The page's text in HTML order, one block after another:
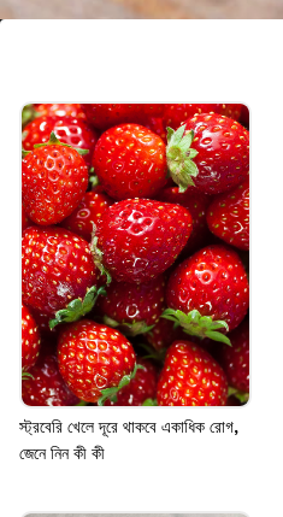
নিয়মিত বাদাম খেলে চুল
স্ক্যাল্পকে আর্দ্র বা
Image credits: Getty
স্ট্রবেরি খেলে দূরে থাকবে একাধিক রোগ,
জেনে নিন কী কী